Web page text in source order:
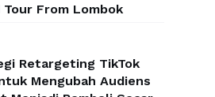
Tour From Lombok
Retargeting TikTok
Mengubah Audiens